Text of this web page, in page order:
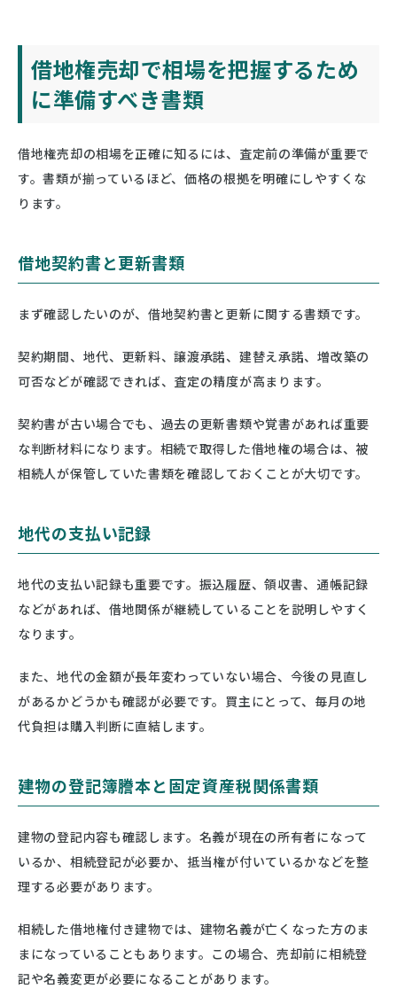
借地権売却で相場を把握するため
に準備すべき書類
借地権売却の相場を正確に知るには、査定前の準備が重要で
す。書類が揃っているほど、価格の根拠を明確にしやすくな
ります。
借地契約書と更新書類
まず確認したいのが、借地契約書と更新に関する書類です。
契約期間、地代、更新料、譲渡承諾、建替え承諾、増改築の
可否などが確認できれば、査定の精度が高まります。
契約書が古い場合でも、過去の更新書類や覚書があれば重要
な判断材料になります。相続で取得した借地権の場合は、被
相続人が保管していた書類を確認しておくことが大切です。
地代の支払い記録
地代の支払い記録も重要です。振込履歴、領収書、通帳記録
などがあれば、借地関係が継続していることを説明しやすく
なります。
また、地代の金額が長年変わっていない場合、今後の見直し
があるかどうかも確認が必要です。買主にとって、毎月の地
代負担は購入判断に直結します。
建物の登記簿謄本と固定資産税関係書類
建物の登記内容も確認します。名義が現在の所有者になって
いるか、相続登記が必要か、抵当権が付いているかなどを整
理する必要があります。
相続した借地権付き建物では、建物名義が亡くなった方のま
まになっていることもあります。この場合、売却前に相続登
記や名義変更が必要になることがあります。